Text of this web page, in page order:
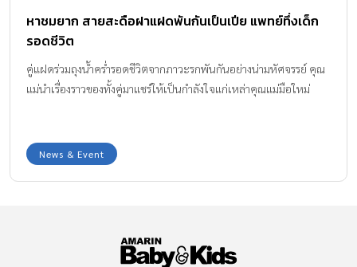
หาชมยาก สายสะดือฝาแฝดพันกันเป็นเปีย แพทย์ทึ่งเด็ก
รอดชีวิต
คู่แฝดร่วมถุงน้ำคร่ำรอดชีวิตจากภาวะรกพันกันอย่างน่ามหัศจรรย์ คุณ
แม่นำเรื่องราวของทั้งคู่มาแชร์ให้เป็นกำลังใจแก่เหล่าคุณแม่มือใหม่
News & Event